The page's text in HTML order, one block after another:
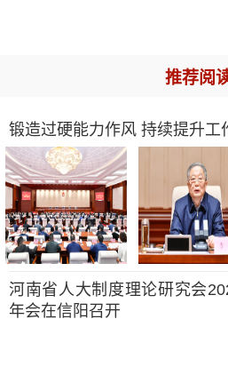
推荐阅
锻造过硬能力作风 持续提升工
河南省人大制度理论研究会
年会在信阳召开